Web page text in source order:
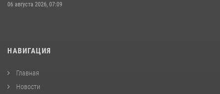
06 августа 2026, 07:09
НАВИГАЦИЯ
Главная
Новости